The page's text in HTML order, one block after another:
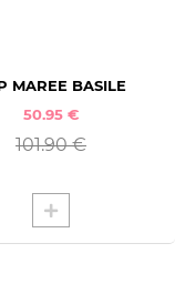
MAREE BASILE
50.95 €
101.90 €